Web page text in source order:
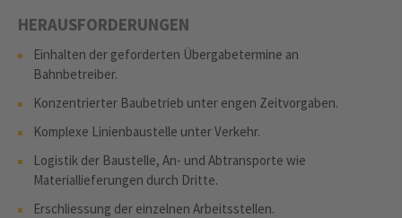
HERAUSFORDERUNGEN
Einhalten der geforderten Übergabetermine an
Bahnbetreiber.
Konzentrierter Baubetrieb unter engen Zeitvorgaben.
Komplexe Linienbaustelle unter Verkehr.
Logistik der Baustelle, An- und Abtransporte wie
Materiallieferungen durch Dritte.
Erschliessung der einzelnen Arbeitsstellen.